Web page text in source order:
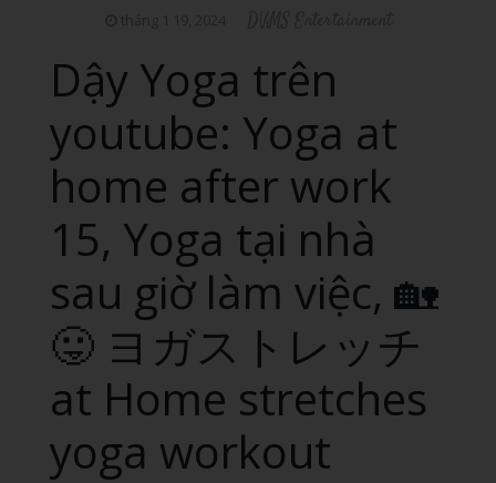
Dậy Yoga trên
youtube: Yoga at
home after work
15, Yoga tại nhà
sau giờ làm việc, 🏡
😛 ヨガストレッチ
at Home stretches
yoga workout